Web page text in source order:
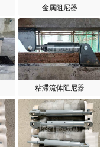
金属阻尼器
粘滞流体阻尼器